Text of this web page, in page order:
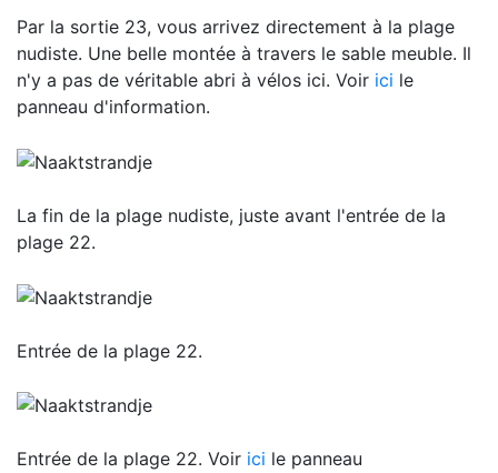
Par la sortie 23, vous arrivez directement à la plage
nudiste. Une belle montée à travers le sable meuble. Il
n'y a pas de véritable abri à vélos ici. Voir ici le
panneau d'information.
La fin de la plage nudiste, juste avant l'entrée de la
plage 22.
Entrée de la plage 22.
Entrée de la plage 22. Voir ici le panneau